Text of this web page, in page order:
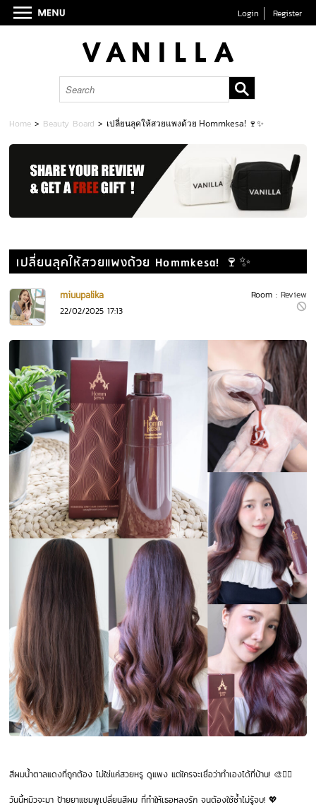
Login Register
Home > Beauty Board > เปลี่ยนลุคให้สวยแพงด้วย Hommkesa! 🍷✨
เปลี่ยนลุคให้สวยแพงด้วย Hommkesa! 🍷✨
Room : Review
miuupalika
22/02/2025 17:13
สีผมน้ำตาลแดงที่ถูกต้อง ไม่ใช่แค่สวยหรู ดูแพง แต่ใครจะเชื่อว่าทำเองได้ที่บ้าน! 🎨💆‍♀️
วันนี้หมิวจะมา ป้ายยาแชมพูเปลี่ยนสีผม ที่ทำให้เธอหลงรัก จนต้องใช้ซ้ำไม่รู้จบ! 💖